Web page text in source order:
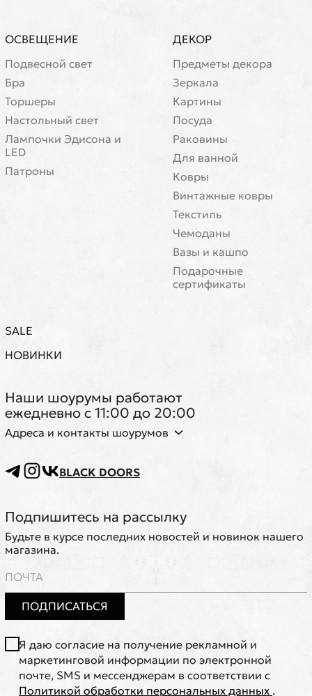
ОСВЕЩЕНИЕ
Подвесной свет
Бра
Торшеры
Настольный свет
Лампочки Эдисона и
LED
Патроны
ДЕКОР
Предметы декора
Зеркала
Картины
Посуда
Раковины
Для ванной
Ковры
Винтажные ковры
Текстиль
Чемоданы
Вазы и кашпо
Подарочные
сертификаты
SALE
НОВИНКИ
Наши шоурумы работают
ежедневно с 11:00 до 20:00
Адреса и контакты шоурумов
BLACK DOORS
Подпишитесь на рассылку
Будьте в курсе последних новостей и новинок нашего
магазина.
ПОДПИСАТЬСЯ
Я даю согласие на получение рекламной и
маркетинговой информации по электронной
почте, SMS и мессенджерам в соответствии с
Политикой обработки персональных данных .